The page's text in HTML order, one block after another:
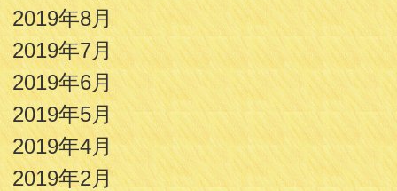
2019年8月
2019年7月
2019年6月
2019年5月
2019年4月
2019年2月